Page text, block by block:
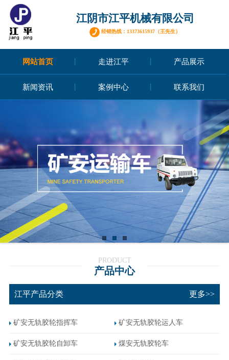
江阴市江平机械有限公司
经销热线：13373615937（王先生）
网站首页 走进江平 产品展示
新闻资讯 案例中心 联系我们
PRODUCT
产品中心
江平产品分类 更多>>
矿安无轨胶轮指挥车 矿安无轨胶轮运人车
矿安无轨胶轮自卸车 煤安无轨胶轮车